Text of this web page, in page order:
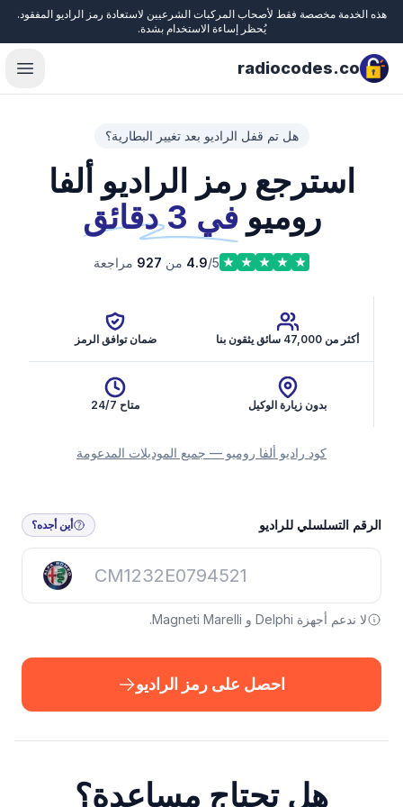
هذه الخدمة مخصصة فقط لأصحاب المركبات الشرعيين لاستعادة رمز الراديو المفقود.
يُحظر إساءة الاستخدام بشدة.
radiocodes.co
هل تم قفل الراديو بعد تغيير البطارية؟
استرجع رمز الراديو ألفا
روميو في 3 دقائق
4.9/5 من 927 مراجعة
أكثر من 47,000 سائق يثقون بنا ضمان توافق الرمز
بدون زيارة الوكيل متاح 24/7
كود راديو ألفا روميو — جميع الموديلات المدعومة
الرقم التسلسلي للراديو أين أجده؟
لا ندعم أجهزة Delphi و Magneti Marelli.
احصل على رمز الراديو
هل تحتاج مساعدة؟